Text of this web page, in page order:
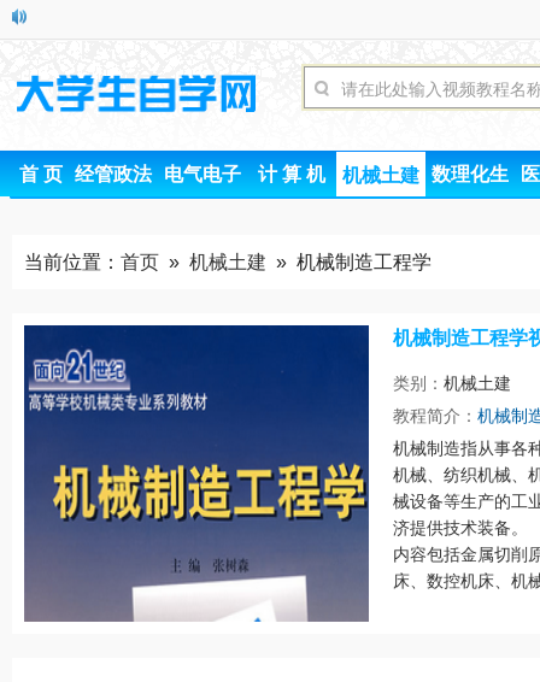
首 页 经管政法 电气电子 计 算 机 机械土建 数理化生
当前位置： 首页 » 机械土建 » 机械制造工程学
机械制造工程学
类别： 机械土建
教程简介： 机械制
机械制造指从事各
机械、纺织机械、
械设备等生产的工
济提供技术装备。
内容包括金属切削
床、数控机床、机